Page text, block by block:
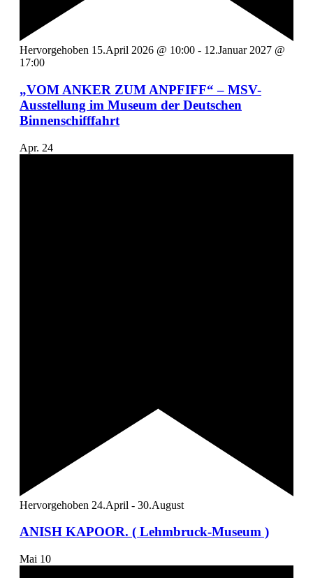
Hervorgehoben 15.April 2026 @ 10:00 - 12.Januar 2027 @
17:00
„VOM ANKER ZUM ANPFIFF“ – MSV-
Ausstellung im Museum der Deutschen
Binnenschifffahrt
Apr. 24
Hervorgehoben 24.April - 30.August
ANISH KAPOOR. ( Lehmbruck-Museum )
Mai 10